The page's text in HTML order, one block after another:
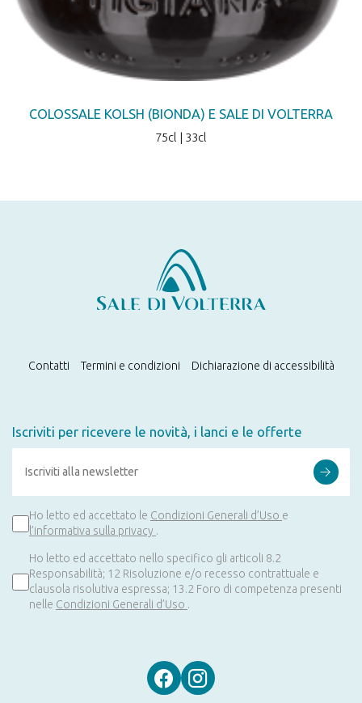
COLOSSALE KOLSH (BIONDA) E SALE DI VOLTERRA
75cl | 33cl
Iscriviti per ricevere le novità, i lanci e le offerte
Ho letto ed accettato le Condizioni Generali d’Uso e
l’informativa sulla privacy .
Ho letto ed accettato nello specifico gli articoli 8.2
Responsabilità; 12 Risoluzione e/o recesso contrattuale e
clausola risolutiva espressa; 13.2 Foro di competenza presenti
nelle Condizioni Generali d’Uso .
Contatti Termini e condizioni Dichiarazione di accessibilità